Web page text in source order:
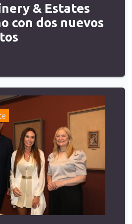
& Estates
con dos nuevos